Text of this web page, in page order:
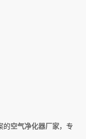
的空气净化器厂家，专